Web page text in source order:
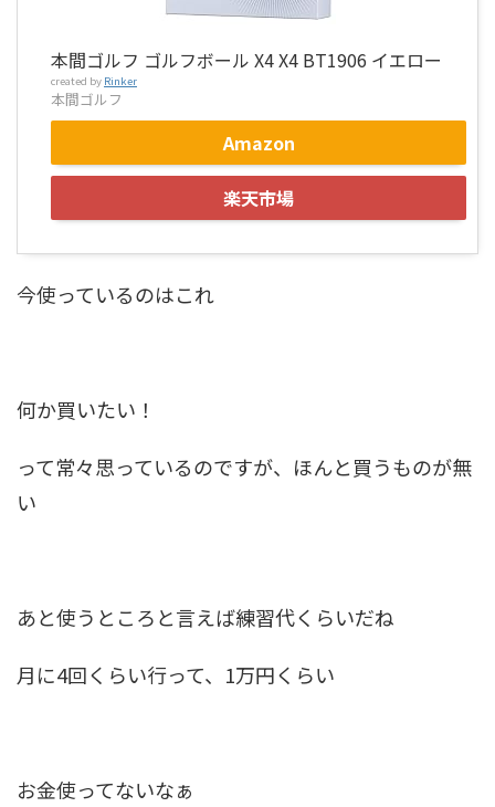
本間ゴルフ ゴルフボール X4 X4 BT1906 イエロー
created by Rinker
本間ゴルフ
Amazon
楽天市場
今使っているのはこれ
何か買いたい！
って常々思っているのですが、ほんと買うものが無
い
あと使うところと言えば練習代くらいだね
月に4回くらい行って、1万円くらい
お金使ってないなぁ